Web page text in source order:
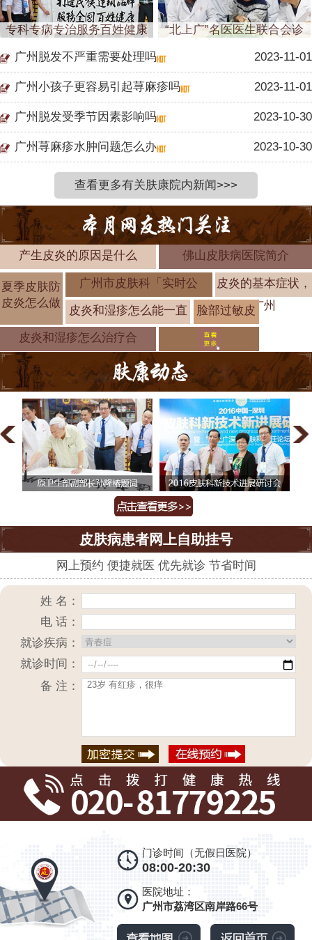
专科专病专治服务百姓健康 “北上广”名医医生联合会诊
广州脱发不严重需要处理吗 2023-11-01
广州小孩子更容易引起荨麻疹吗 2023-11-01
广州脱发受季节因素影响吗 2023-10-30
广州荨麻疹水肿问题怎么办 2023-10-30
查看更多有关肤康院内新闻>>>
产生皮炎的原因是什么 佛山皮肤病医院简介
夏季皮肤防
皮炎怎么做
广州市皮肤科「实时公
皮炎的基本症状，
广州
皮炎和湿疹怎么能一直
脸部过敏皮
炎反作的原
皮炎和湿疹怎么治疗合
皮肤病患者网上自助挂号
网上预约 便捷就医 优先就诊 节省时间
姓 名：
电 话：
就诊疾病：
就诊时间：
备 注：
门诊时间（无假日医院）
08:00-20:30
医院地址：
广州市荔湾区南岸路66号